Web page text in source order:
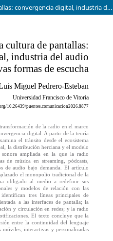
La radio en la cultura de pantallas: convergencia digital, industria del audio y nuevas formas de escucha